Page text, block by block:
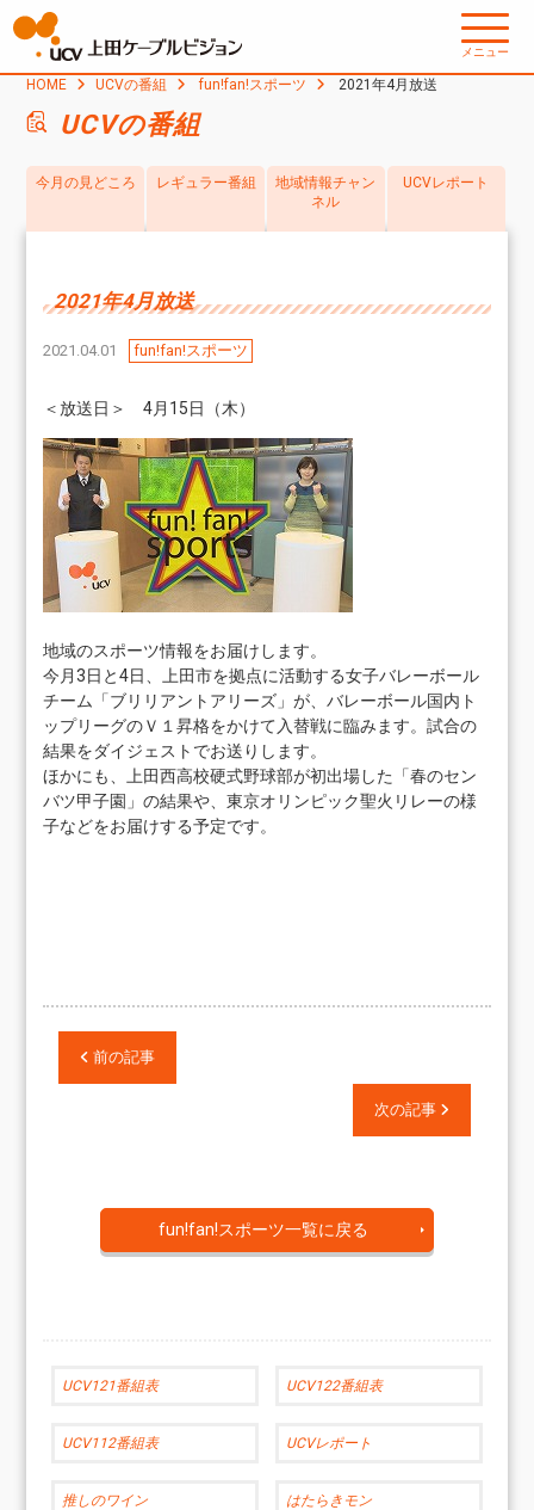
メニュー
HOME UCVの番組 fun!fan!スポーツ 2021年4月放送
UCVの番組
今月の見どころ レギュラー番組
地域情報チャン
ネル
UCVレポート
2021年4月放送
2021.04.01 fun!fan!スポーツ
＜放送日＞ 4月15日（木）
地域のスポーツ情報をお届けします。
今月3日と4日、上田市を拠点に活動する女子バレーボール
チーム「ブリリアントアリーズ」が、バレーボール国内ト
ップリーグのＶ１昇格をかけて入替戦に臨みます。試合の
結果をダイジェストでお送りします。
ほかにも、上田西高校硬式野球部が初出場した「春のセン
バツ甲子園」の結果や、東京オリンピック聖火リレーの様
子などをお届けする予定です。
前の記事
次の記事
fun!fan!スポーツ一覧に戻る
UCV121番組表 UCV122番組表
UCV112番組表 UCVレポート
推しのワイン はたらきモン